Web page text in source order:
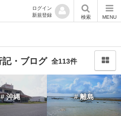
ログイン
新規登録
検索 MENU
記・ブログ 全113件
# 沖縄 # 離島